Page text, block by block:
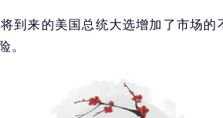
到来的美国总统大选增加了市场
。